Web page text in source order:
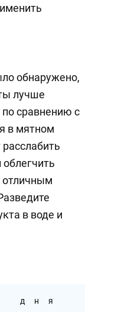
обнаружено,
лучше
сравнению с
в мятном
отличным
в воде и
дня